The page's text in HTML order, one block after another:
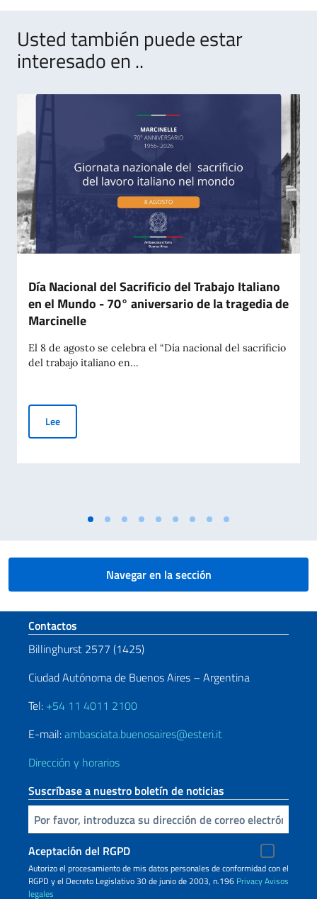
Usted también puede estar
interesado en ..
Día Nacional del Sacrificio del Trabajo Italiano
en el Mundo - 70° aniversario de la tragedia de
Marcinelle
El 8 de agosto se celebra el “Día nacional del sacrificio
del trabajo italiano en...
LeeDía Nacional del Sacrificio del Trabajo Italiano en el Mundo
Navegar en la sección
Sezione footer
Contactos
Billinghurst 2577 (1425)
Ciudad Autónoma de Buenos Aires – Argentina
Tel: +54 11 4011 2100
E-mail:ambasciata.buenosaires@esteri.it
Dirección y horarios
Suscríbase a nuestro boletín de noticias
Inserta tu correo electronico
Aceptación del RGPD
Autorizo ​​el procesamiento de mis datos personales de conformidad con el
RGPD y el Decreto Legislativo 30 de junio de 2003, n.196 PrivacyAvisos
legales